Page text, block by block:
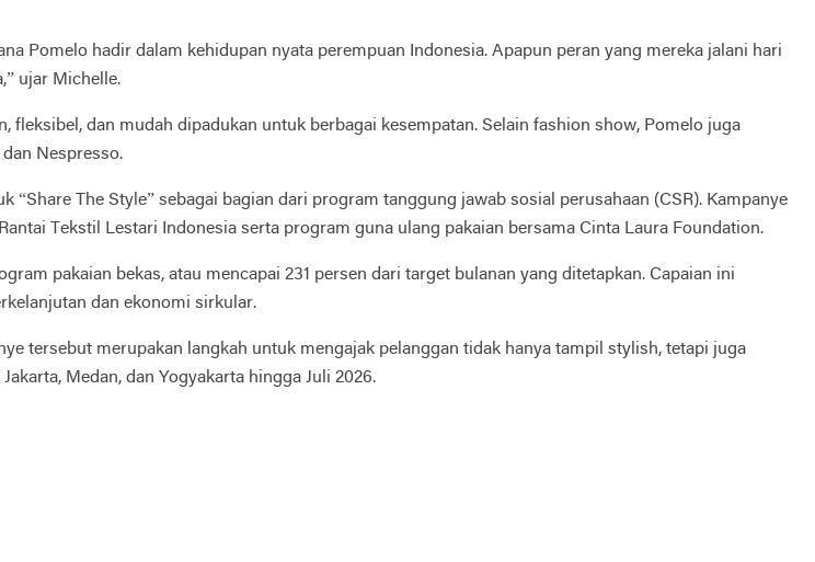
Pomelo hadir dalam kehidupan nyata perempuan Indonesia. Apapun peran yang mereka jalani hari
ujar Michelle.
dan mudah dipadukan untuk berbagai kesempatan. Selain fashion show, Pomelo juga
Nespresso.
The Style” sebagai bagian dari program tanggung jawab sosial perusahaan (CSR). Kampanye
Tekstil Lestari Indonesia serta program guna ulang pakaian bersama Cinta Laura Foundation.
pakaian bekas, atau mencapai 231 persen dari target bulanan yang ditetapkan. Capaian ini
dan ekonomi sirkular.
tersebut merupakan langkah untuk mengajak pelanggan tidak hanya tampil stylish, tetapi juga
Medan, dan Yogyakarta hingga Juli 2026.